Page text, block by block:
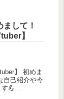
カウン
使う素材
して！
】
初めま
自己紹介や今
💪